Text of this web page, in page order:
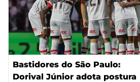
Bastidores do São Paulo:
Dorival Júnior adota postura